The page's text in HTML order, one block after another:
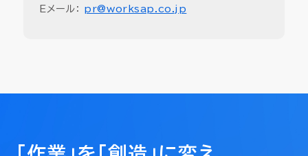
Eメール： pr@worksap.co.jp